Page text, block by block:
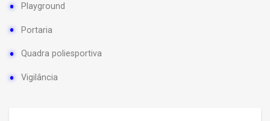
Playground
Portaria
Quadra poliesportiva
Vigilância